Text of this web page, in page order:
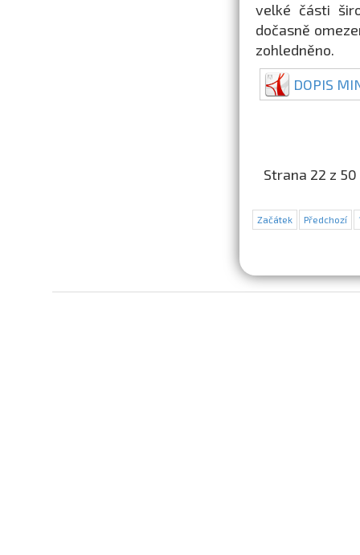
velké části
dočasně
zohledněno.
DOPIS
Strana 22 z 50
Začátek Předchozí